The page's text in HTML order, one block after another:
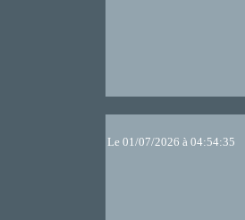
Le 01/07/2026 à 04:54:35